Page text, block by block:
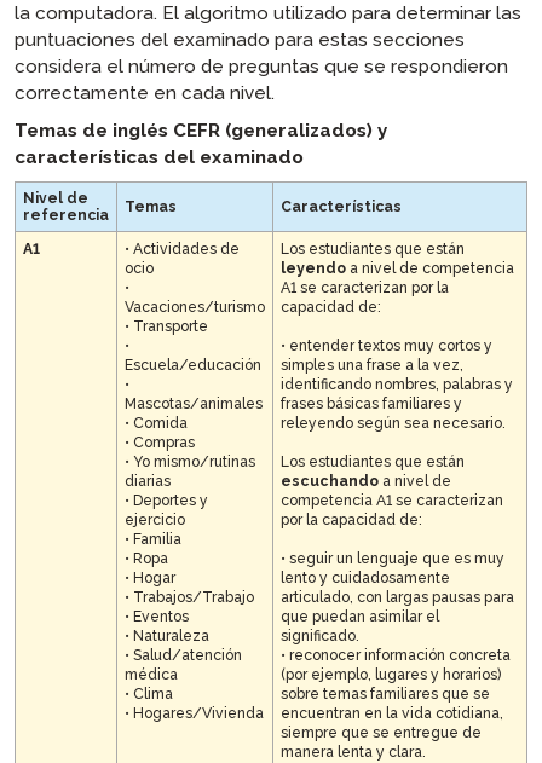
la computadora. El algoritmo utilizado para determinar las
puntuaciones del examinado para estas secciones
considera el número de preguntas que se respondieron
correctamente en cada nivel.
Temas de inglés CEFR (generalizados) y
características del examinado
Nivel de
referencia
Temas Características
A1
• Actividades de
ocio
•
Vacaciones/turismo
• Transporte
•
Escuela/educación
•
Mascotas/animales
• Comida
• Compras
• Yo mismo/rutinas
diarias
• Deportes y
ejercicio
• Familia
• Ropa
• Hogar
• Trabajos/Trabajo
• Eventos
• Naturaleza
• Salud/atención
médica
• Clima
• Hogares/Vivienda
Los estudiantes que están
leyendo a nivel de competencia
A1 se caracterizan por la
capacidad de:
• entender textos muy cortos y
simples una frase a la vez,
identificando nombres, palabras y
frases básicas familiares y
releyendo según sea necesario.
Los estudiantes que están
escuchando a nivel de
competencia A1 se caracterizan
por la capacidad de:
• seguir un lenguaje que es muy
lento y cuidadosamente
articulado, con largas pausas para
que puedan asimilar el
significado.
• reconocer información concreta
(por ejemplo, lugares y horarios)
sobre temas familiares que se
encuentran en la vida cotidiana,
siempre que se entregue de
manera lenta y clara.